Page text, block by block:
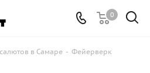
0
в Самаре - Фейерверк